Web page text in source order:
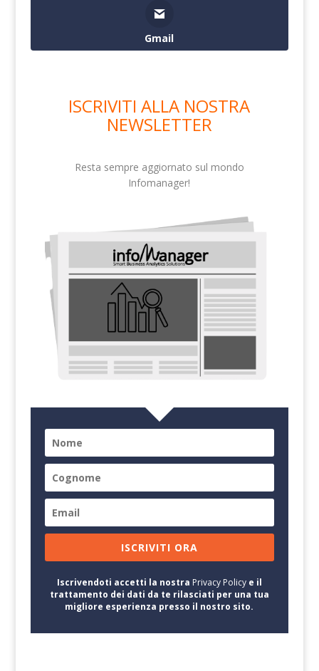
Gmail
ISCRIVITI ALLA NOSTRA
NEWSLETTER
Resta sempre aggiornato sul mondo
Infomanager!
ISCRIVITI ORA
Iscrivendoti accetti la nostra Privacy Policye il
trattamento dei dati da te rilasciati per una tua
migliore esperienza presso il nostro sito.